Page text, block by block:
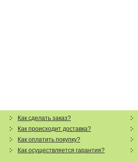
Как сделать заказ?
Как происходит доставка?
Как оплатить покупку?
Как осуществляется гарантия?